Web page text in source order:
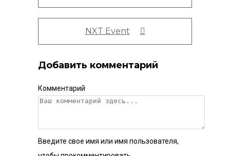
NXT Event
Добавить комментарий
Комментарий
Введите свое имя или имя пользователя,